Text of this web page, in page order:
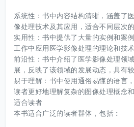
系统性：书中内容结构清晰，涵盖了
像处理技术及其应用，适合不同层次的
实用性：书中提供了大量的实例和案
工作中应用医学影像处理的理论和技术
前沿性：书中介绍了医学影像处理领
展，反映了该领域的发展动态，具有
易于理解：书中使用通俗易懂的语言
读者更好地理解复杂的图像处理概念和
适合读者
本书适合广泛的读者群体，包括：